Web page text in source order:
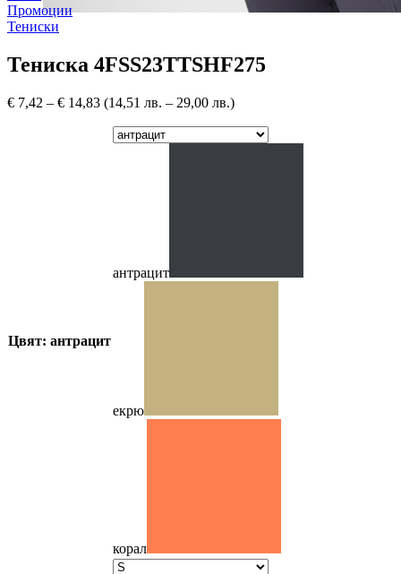
Промоции
Тениски
Тениска 4FSS23TTSHF275
€ 7,42 – € 14,83 (14,51 лв. – 29,00 лв.)
Цвят: антрацит
антрацит
екрю
корал